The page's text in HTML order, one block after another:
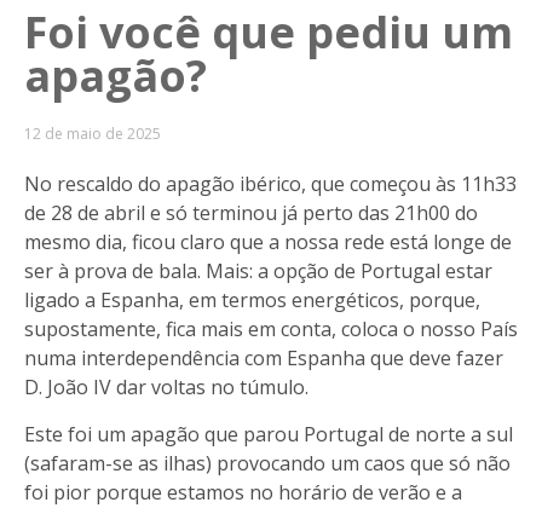
Foi você que pediu um
apagão?
12 de maio de 2025
No rescaldo do apagão ibérico, que começou às 11h33
de 28 de abril e só terminou já perto das 21h00 do
mesmo dia, ficou claro que a nossa rede está longe de
ser à prova de bala. Mais: a opção de Portugal estar
ligado a Espanha, em termos energéticos, porque,
supostamente, fica mais em conta, coloca o nosso País
numa interdependência com Espanha que deve fazer
D. João IV dar voltas no túmulo.
Este foi um apagão que parou Portugal de norte a sul
(safaram-se as ilhas) provocando um caos que só não
foi pior porque estamos no horário de verão e a